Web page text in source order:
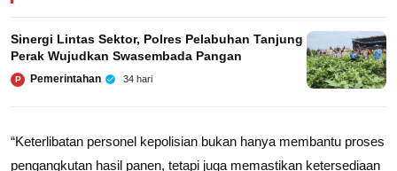
Sinergi Lintas Sektor, Polres Pelabuhan Tanjung
Perak Wujudkan Swasembada Pangan
P Pemerintahan 34 hari
“Keterlibatan personel kepolisian bukan hanya membantu proses
pengangkutan hasil panen, tetapi juga memastikan ketersediaan